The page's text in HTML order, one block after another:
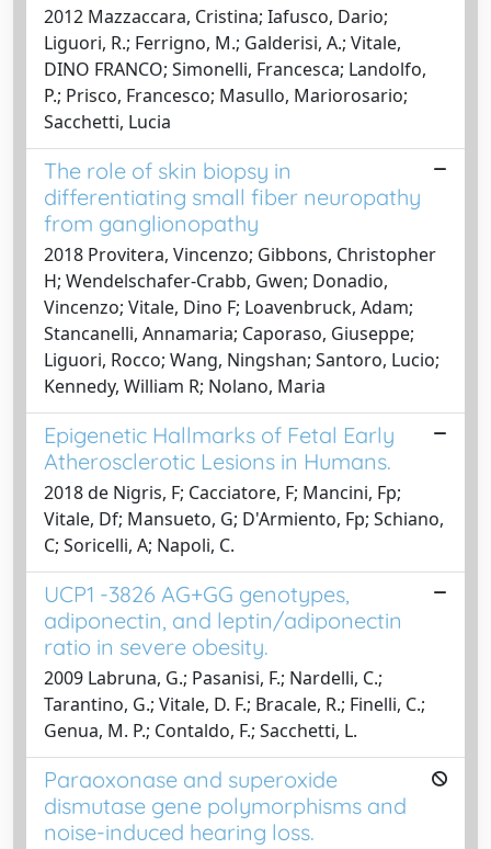
2012 Mazzaccara, Cristina; Iafusco, Dario;
Liguori, R.; Ferrigno, M.; Galderisi, A.; Vitale,
DINO FRANCO; Simonelli, Francesca; Landolfo,
P.; Prisco, Francesco; Masullo, Mariorosario;
Sacchetti, Lucia
The role of skin biopsy in
differentiating small fiber neuropathy
from ganglionopathy
2018 Provitera, Vincenzo; Gibbons, Christopher
H; Wendelschafer-Crabb, Gwen; Donadio,
Vincenzo; Vitale, Dino F; Loavenbruck, Adam;
Stancanelli, Annamaria; Caporaso, Giuseppe;
Liguori, Rocco; Wang, Ningshan; Santoro, Lucio;
Kennedy, William R; Nolano, Maria
Epigenetic Hallmarks of Fetal Early
Atherosclerotic Lesions in Humans.
2018 de Nigris, F; Cacciatore, F; Mancini, Fp;
Vitale, Df; Mansueto, G; D'Armiento, Fp; Schiano,
C; Soricelli, A; Napoli, C.
UCP1 -3826 AG+GG genotypes,
adiponectin, and leptin/adiponectin
ratio in severe obesity.
2009 Labruna, G.; Pasanisi, F.; Nardelli, C.;
Tarantino, G.; Vitale, D. F.; Bracale, R.; Finelli, C.;
Genua, M. P.; Contaldo, F.; Sacchetti, L.
Paraoxonase and superoxide
dismutase gene polymorphisms and
noise-induced hearing loss.